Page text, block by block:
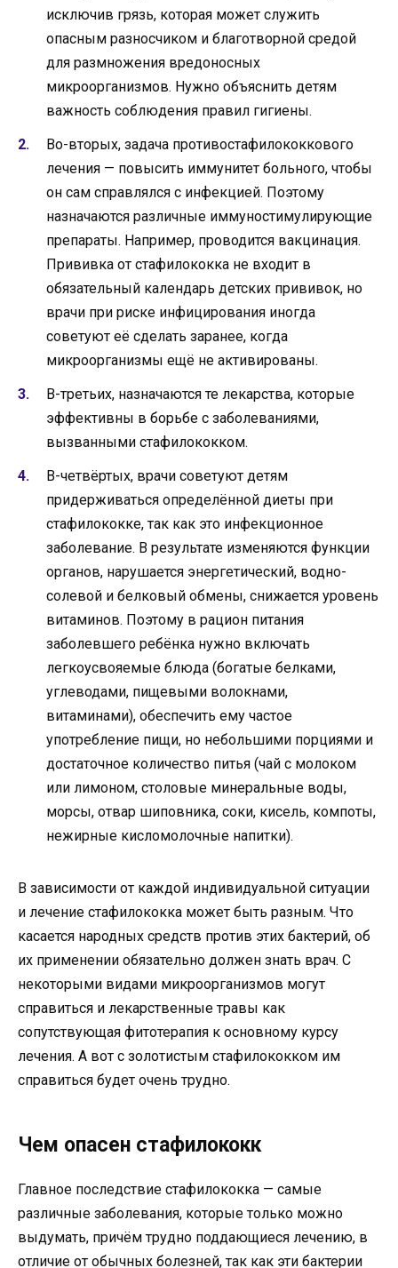
исключив грязь, которая может служить
опасным разносчиком и благотворной средой
для размножения вредоносных
микроорганизмов. Нужно объяснить детям
важность соблюдения правил гигиены.
Во-вторых, задача противостафилококкового
лечения — повысить иммунитет больного, чтобы
он сам справлялся с инфекцией. Поэтому
назначаются различные иммуностимулирующие
препараты. Например, проводится вакцинация.
Прививка от стафилококка не входит в
обязательный календарь детских прививок, но
врачи при риске инфицирования иногда
советуют её сделать заранее, когда
микроорганизмы ещё не активированы.
В-третьих, назначаются те лекарства, которые
эффективны в борьбе с заболеваниями,
вызванными стафилококком.
В-четвёртых, врачи советуют детям
придерживаться определённой диеты при
стафилококке, так как это инфекционное
заболевание. В результате изменяются функции
органов, нарушается энергетический, водно-
солевой и белковый обмены, снижается уровень
витаминов. Поэтому в рацион питания
заболевшего ребёнка нужно включать
легкоусвояемые блюда (богатые белками,
углеводами, пищевыми волокнами,
витаминами), обеспечить ему частое
употребление пищи, но небольшими порциями и
достаточное количество питья (чай с молоком
или лимоном, столовые минеральные воды,
морсы, отвар шиповника, соки, кисель, компоты,
нежирные кисломолочные напитки).
В зависимости от каждой индивидуальной ситуации
и лечение стафилококка может быть разным. Что
касается народных средств против этих бактерий, об
их применении обязательно должен знать врач. С
некоторыми видами микроорганизмов могут
справиться и лекарственные травы как
сопутствующая фитотерапия к основному курсу
лечения. А вот с золотистым стафилококком им
справиться будет очень трудно.
Чем опасен стафилококк
Главное последствие стафилококка — самые
различные заболевания, которые только можно
выдумать, причём трудно поддающиеся лечению, в
отличие от обычных болезней, так как эти бактерии